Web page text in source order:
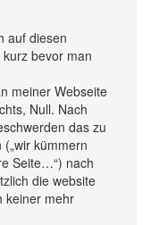
auf diesen
bevor man
meiner Webseite
Null. Nach
das zu
kümmern
Seite…“) nach
die website
keiner mehr